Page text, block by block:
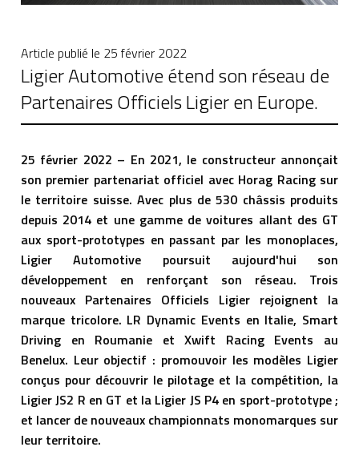
Article publié le 25 février 2022
Ligier Automotive étend son réseau de
Partenaires Officiels Ligier en Europe.
25 février 2022 – En 2021, le constructeur annonçait
son premier partenariat officiel avec Horag Racing sur
le territoire suisse. Avec plus de 530 châssis produits
depuis 2014 et une gamme de voitures allant des GT
aux sport-prototypes en passant par les monoplaces,
Ligier Automotive poursuit aujourd'hui son
développement en renforçant son réseau. Trois
nouveaux Partenaires Officiels Ligier rejoignent la
marque tricolore. LR Dynamic Events en Italie, Smart
Driving en Roumanie et Xwift Racing Events au
Benelux. Leur objectif : promouvoir les modèles Ligier
conçus pour découvrir le pilotage et la compétition, la
Ligier JS2 R en GT et la Ligier JS P4 en sport-prototype ;
et lancer de nouveaux championnats monomarques sur
leur territoire.